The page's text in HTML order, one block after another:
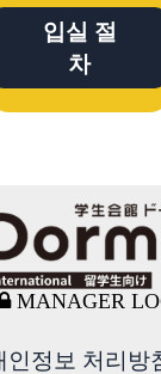
입실 절
차
MANAGER
인정보 처리방